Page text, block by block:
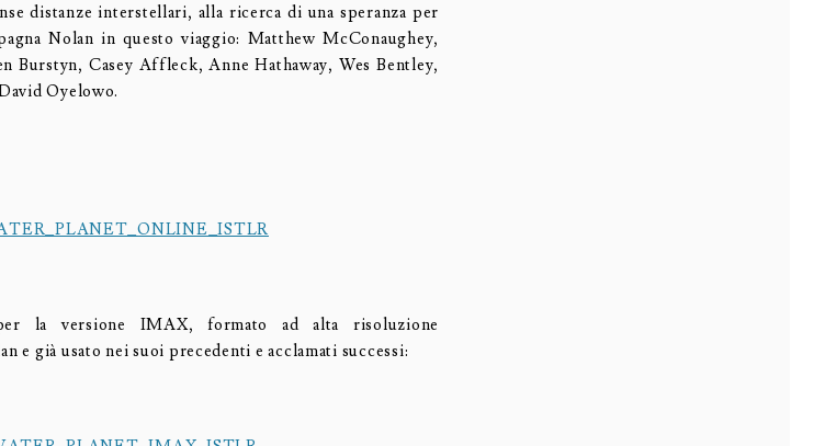
distanze interstellari, alla ricerca di una speranza per
Nolan in questo viaggio: Matthew McConaughey,
Burstyn, Casey Affleck, Anne Hathaway, Wes Bentley,
Oyelowo.
la versione IMAX, formato ad alta risoluzione
e già usato nei suoi precedenti e acclamati successi: